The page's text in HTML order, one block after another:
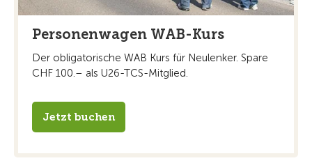
Personenwagen WAB-Kurs
Der obligatorische WAB Kurs für Neulenker. Spare
CHF 100.– als U26-TCS-Mitglied.
Jetzt buchen